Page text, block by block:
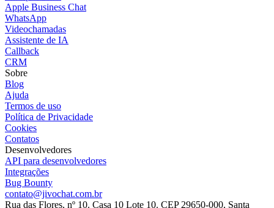
Apple Business Chat
WhatsApp
Videochamadas
Assistente de IA
Callback
CRM
Sobre
Blog
Ajuda
Termos de uso
Política de Privacidade
Cookies
Contatos
Desenvolvedores
API para desenvolvedores
Integrações
Bug Bounty
contato@jivochat.com.br
Rua das Flores, nº 10. Casa 10 Lote 10. CEP 29650-000, Santa